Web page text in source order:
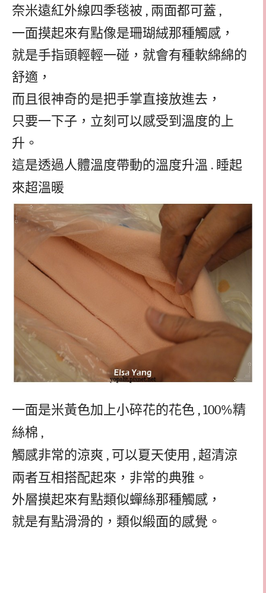
奈米遠紅外線四季毯被 , 兩面都可蓋 ,
一面摸起來有點像是珊瑚絨那種觸感，
就是手指頭輕輕一碰，就會有種軟綿綿的
舒適，
而且很神奇的是把手掌直接放進去，
只要一下子，立刻可以感受到溫度的上
升。
這是透過人體溫度帶動的溫度升溫 . 睡起
來超溫暖
一面是米黃色加上小碎花的花色 , 100%精
絲棉 ,
觸感非常的涼爽 , 可以夏天使用 , 超清涼
兩者互相搭配起來，非常的典雅。
外層摸起來有點類似蟬絲那種觸感，
就是有點滑滑的，類似緞面的感覺。